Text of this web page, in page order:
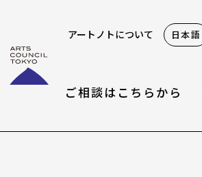
アートノトについて 日本語
ご相談はこちらから